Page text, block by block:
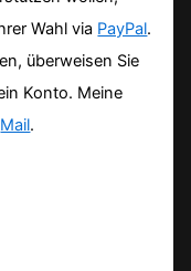
Wahl via PayPal.
überweisen Sie
Konto. Meine
Mail.